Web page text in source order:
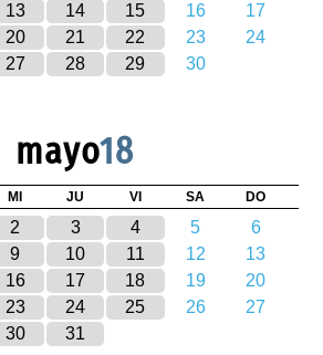
13 14 15 16
17
20 21 22 23
24
27 28 29 30
mayo18
MI JU VI SA DO
2 3 4 5
6
9 10 11 12
13
16 17 18 19
20
23 24 25 26
27
30 31